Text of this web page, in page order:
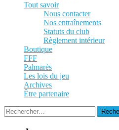
Tout savoir
Nous contacter
Nos entraînements
Statuts du club
Règlement intérieur
Boutique
FFF
Palmarès
Les lois du jeu
Archives
Être partenaire
Rechercher :